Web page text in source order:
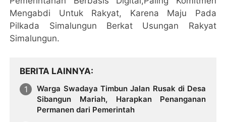
Mengabdi Untuk Rakyat, Karena Maju Pada
Pilkada Simalungun Berkat Usungan Rakyat
Simalungun.
BERITA LAINNYA
Warga Swadaya Timbun Jalan Rusak di Desa
Sibangun Mariah, Harapkan Penanganan
Permanen dari Pemerintah